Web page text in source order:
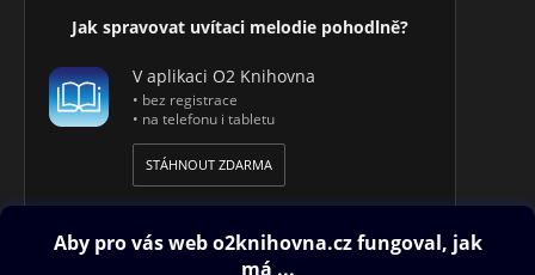
Jak spravovat uvítaci melodie pohodlně?
V aplikaci O2 Knihovna
• bez registrace
• na telefonu i tabletu
STÁHNOUT ZDARMA